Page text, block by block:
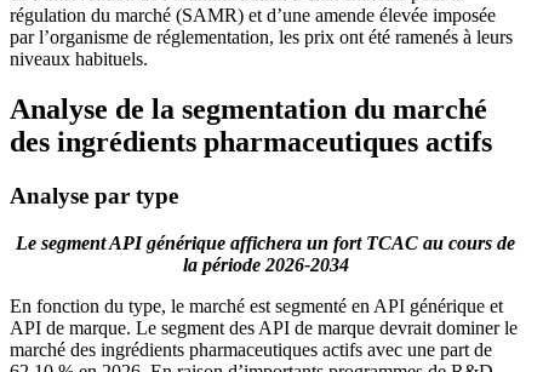
régulation du marché (SAMR) et d’une amende élevée imposée
par l’organisme de réglementation, les prix ont été ramenés à leurs
niveaux habituels.
Analyse de la segmentation du marché
des ingrédients pharmaceutiques actifs
Analyse par type
Le segment API générique affichera un fort TCAC au cours de
la période 2026-2034
En fonction du type, le marché est segmenté en API générique et
API de marque. Le segment des API de marque devrait dominer le
marché des ingrédients pharmaceutiques actifs avec une part de